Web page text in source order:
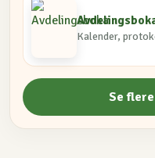
Kalender,
Se